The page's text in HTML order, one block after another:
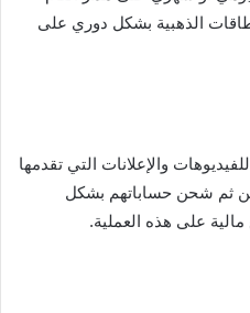
الذهبية بشكل دوري على
والإعلانات التي تقدمها
من ثم شحن حساباتهم بشكل
على هذه العملية.